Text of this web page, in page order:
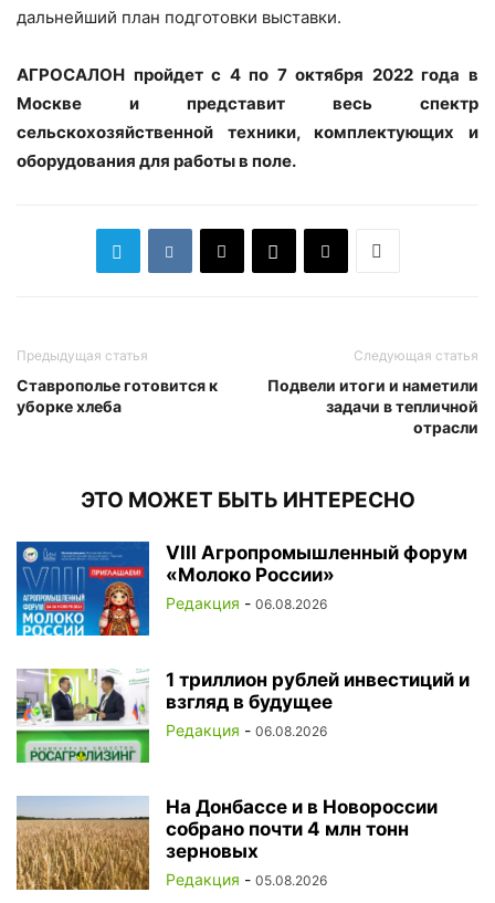
дальнейший план подготовки выставки.
АГРОСАЛОН пройдет с 4 по 7 октября 2022 года в
Москве и представит весь спектр
сельскохозяйственной техники, комплектующих и
оборудования для работы в поле.
Предыдущая статья
Ставрополье готовится к
уборке хлеба
Следующая статья
Подвели итоги и наметили
задачи в тепличной
отрасли
ЭТО МОЖЕТ БЫТЬ ИНТЕРЕСНО
VIII Агропромышленный форум
«Молоко России»
Редакция - 06.08.2026
1 триллион рублей инвестиций и
взгляд в будущее
Редакция - 06.08.2026
На Донбассе и в Новороссии
собрано почти 4 млн тонн
зерновых
Редакция - 05.08.2026